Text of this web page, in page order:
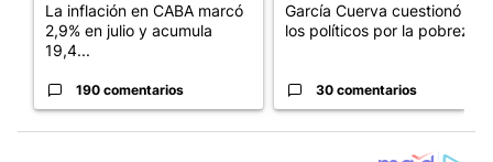
La inflación en CABA marcó
2,9% en julio y acumula
19,4...
190 comentarios
García Cuerva cuestionó a
los políticos por la pobreza
30 comentarios